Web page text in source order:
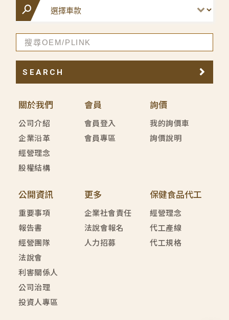
關於我們
公司介紹
企業沿革
經營理念
股權結構
會員
會員登入
會員專區
詢價
我的詢價車
詢價說明
公開資訊
重要事項
報告書
經營團隊
法說會
利害關係人
公司治理
投資人專區
更多
企業社會責任
法說會報名
人力招募
保健食品代工
經營理念
代工產線
代工規格
SEARCH